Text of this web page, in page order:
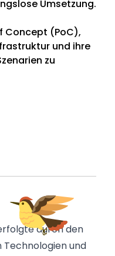
Umsetzung.
Concept (PoC),
und ihre
zu
durch den
und